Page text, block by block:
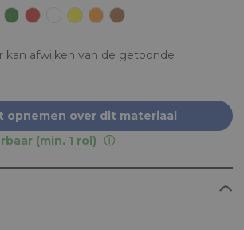
kan afwijken van de getoonde
opnemen over dit materiaal
(min. 1 rol)